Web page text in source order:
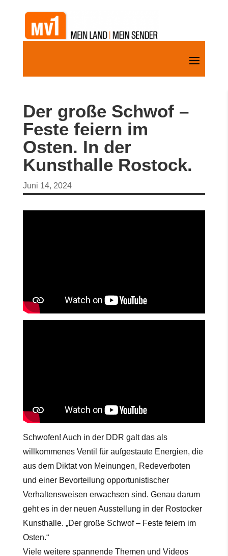
Der große Schwof –
Feste feiern im
Osten. In der
Kunsthalle Rostock.
Juni 14, 2024
Schwofen! Auch in der DDR galt das als
willkommenes Ventil für aufgestaute Energien, die
aus dem Diktat von Meinungen, Redeverboten
und einer Bevorteilung opportunistischer
Verhaltensweisen erwachsen sind. Genau darum
geht es in der neuen Ausstellung in der Rostocker
Kunsthalle. „Der große Schwof – Feste feiern im
Osten.“
Viele weitere spannende Themen und Videos